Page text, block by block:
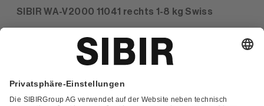
SIBIR WA-V2000 11041 rechts 1-8 kg Swiss
514576